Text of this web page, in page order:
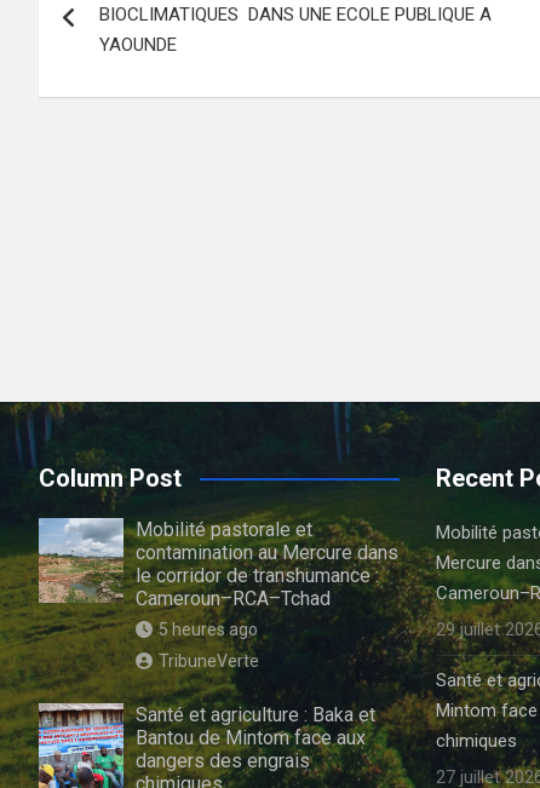
l’article
BIOCLIMATIQUES DANS UNE ECOLE PUBLIQUE A
YAOUNDE
Column Post
Mobilité pastorale et
contamination au Mercure dans
le corridor de transhumance :
Cameroun–RCA–Tchad
5 heures ago
TribuneVerte
Santé et agriculture : Baka et
Bantou de Mintom face aux
dangers des engrais
Recent
Mobilité
Mercure
29 juillet
Santé et
Mintom face
chimiques
27 juillet